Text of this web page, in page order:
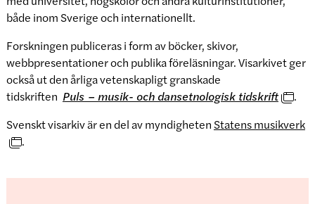
både inom Sverige och internationellt.
Forskningen publiceras i form av böcker, skivor,
webbpresentationer och publika föreläsningar. Visarkivet ger
också ut den årliga vetenskapligt granskade
tidskriften Puls – musik- och dansetnologisk tidskrift
.
Svenskt visarkiv är en del av myndighetenStatens musikverk
.